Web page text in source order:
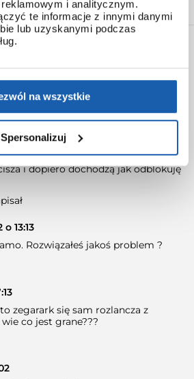
i analitycznym.
te informacje z innymi danymi
lub uzyskanymi podczas
na wszystkie
Spersonalizuj
sama mi nalicza kosmiczne
że to apka a nie gshock
miał podobny problem? I z
nie jest świetnie, raz dobrze a za
i dopiero dochodzą jak odblokuję
13:13
Rozwiązałeś jakoś problem ?
zegarark się sam rozlancza z
co jest grane???